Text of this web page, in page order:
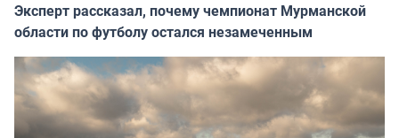
Эксперт рассказал, почему чемпионат Мурманской
области по футболу остался незамеченным